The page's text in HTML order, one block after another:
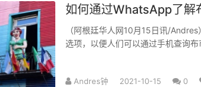
如何通过WhatsApp了解
（阿根廷华人网10月15日讯/
选项，以便人们可以通过手机查询
Andres钟 2021-10-15 0